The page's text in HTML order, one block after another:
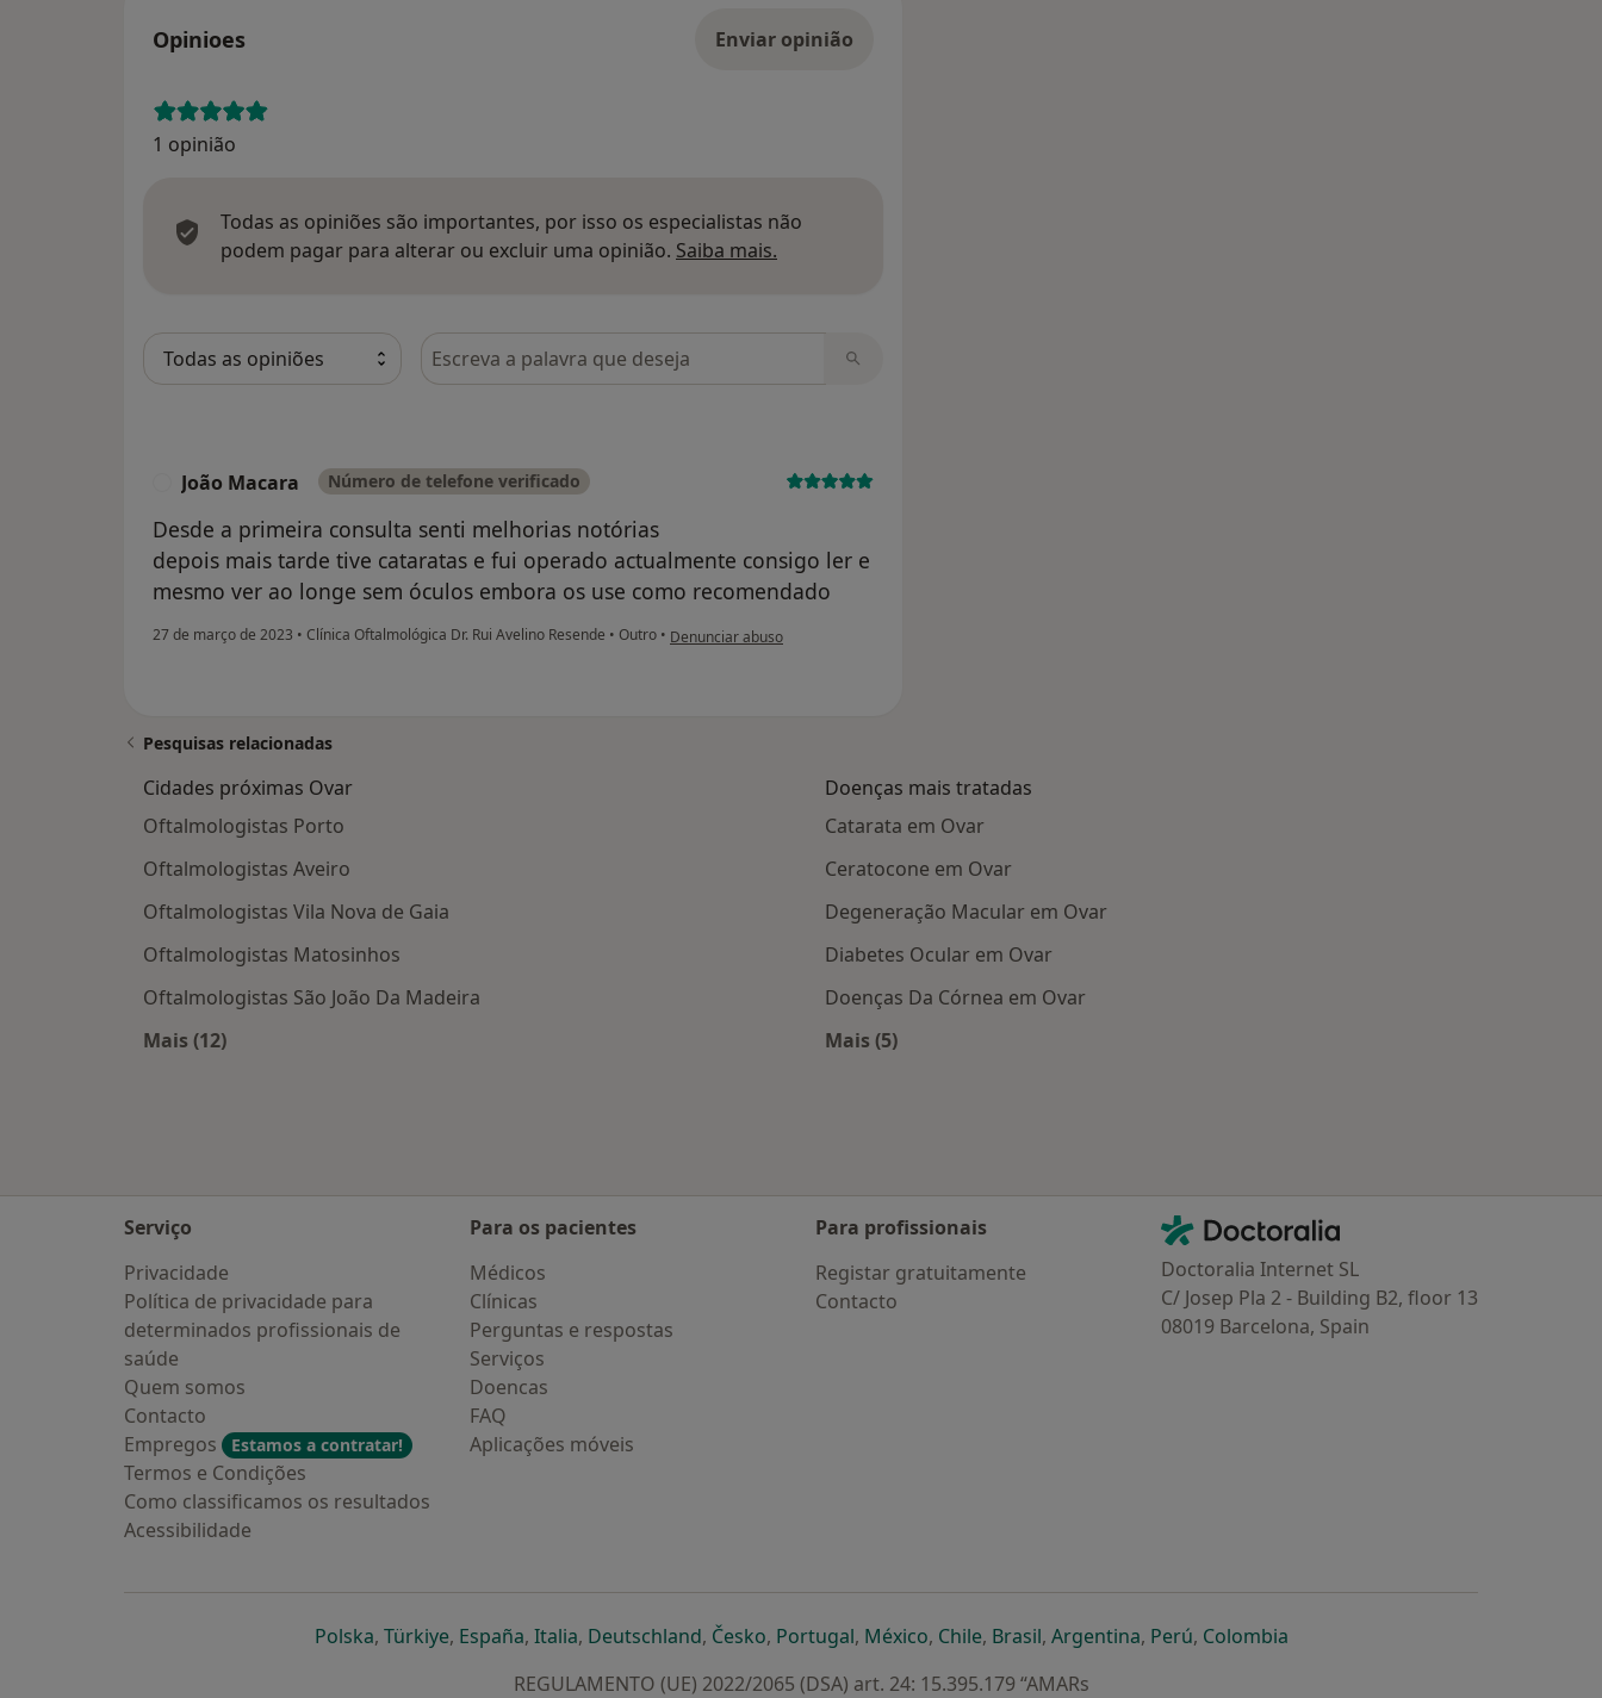
Opinioes Enviar opinião
1 opinião
Todas as opiniões são importantes, por isso os especialistas não
podem pagar para alterar ou excluir uma opinião. Saiba mais.
Pesquisar em opiniões
João Macara Número de telefone verificado
Desde a primeira consulta senti melhorias notórias
depois mais tarde tive cataratas e fui operado actualmente consigo ler e
mesmo ver ao longe sem óculos embora os use como recomendado
27 de março de 2023 • Clínica Oftalmológica Dr. Rui Avelino Resende • Outro • na opinião do utilizador João Macara
Denunciar abuso
Pesquisas relacionadas
Cidades próximas Ovar
Oftalmologistas Porto
Oftalmologistas Aveiro
Oftalmologistas Vila Nova de Gaia
Oftalmologistas Matosinhos
Oftalmologistas São João Da Madeira
Mais (12)
Doenças mais tratadas
Catarata em Ovar
Ceratocone em Ovar
Degeneração Macular em Ovar
Diabetes Ocular em Ovar
Doenças Da Córnea em Ovar
Mais (5)
Serviço
Privacidade
Política de privacidade para
determinados profissionais de
saúde
Quem somos
Contacto
Empregos
Estamos a contratar!
Termos e Condições
Como classificamos os resultados
Acessibilidade
Para os pacientes
Médicos
Clínicas
Perguntas e respostas
Serviços
Doencas
FAQ
Aplicações móveis
Para profissionais
Registar gratuitamente
Contacto
Contacto
Doctoralia - Homepage
Doctoralia Internet SL
C/ Josep Pla 2 - Building B2, floor 13
08019 Barcelona, Spain
Polskaabre num novo separador
, Türkiyeabre num novo separador
, Españaabre num novo separador
, Italiaabre num novo separador
, Deutschlandabre num novo separador
, Českoabre num novo separador
, Portugalabre num novo separador
, Méxicoabre num novo separador
, Chileabre num novo separador
, Brasilabre num novo separador
, Argentinaabre num novo separador
, Perúabre num novo separador
, Colombiaabre num novo separador
REGULAMENTO (UE) 2022/2065 (DSA) art. 24: 15.395.179 “AMARs